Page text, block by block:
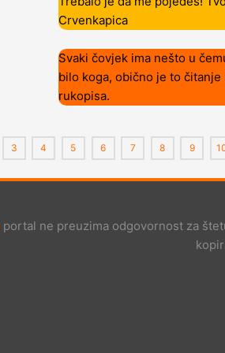
Crvenkapica
Svaki čovjek ima nešto u
bilo koga, obično je to čitanje
rukopisa.
3 4 5 6 7 8 9
portal ne preuzima odgovornost za